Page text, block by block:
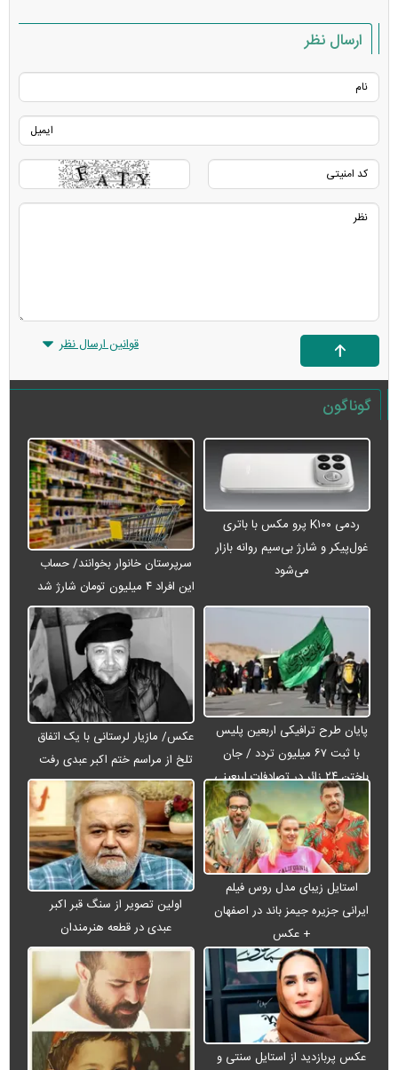
ارسال نظر
قوانین ارسال نظر
گوناگون
ردمی K۱۰۰ پرو مکس با باتری
غول‌پیکر و شارژ بی‌سیم روانه بازار
می‌شود
سرپرستان خانوار بخوانند/ حساب
این افراد ۴ میلیون تومان شارژ شد
پایان طرح ترافیکی اربعین پلیس
با ثبت ۶۷ میلیون تردد / جان
باختن ۲۴ زائر در تصادفات اربعینی
عکس/ مازیار لرستانی با یک اتفاق
تلخ از مراسم ختم اکبر عبدی رفت
استایل زیبای مدل روس فیلم
ایرانی جزیره جیمز باند در اصفهان
+ عکس
اولین تصویر از سنگ قبر اکبر
عبدی در قطعه هنرمندان
عکس پربازدید از استایل سنتی و